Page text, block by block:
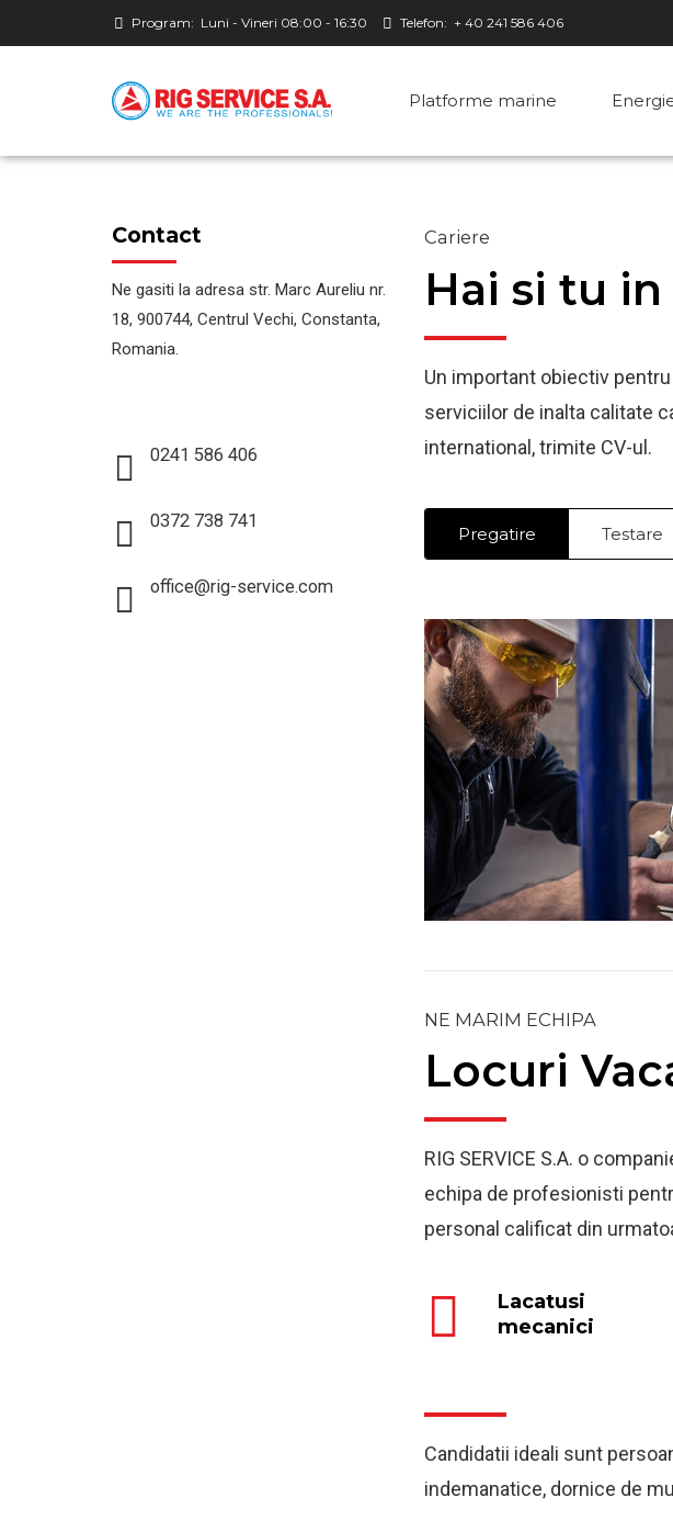
Program: Luni - Vineri 08:00 - 16:30 Telefon: + 40 241 586 406
Platforme marine
Cariere
Hai si tu in
Un important obiectiv
serviciilor de inalta calitate
international, trimite CV-ul.
Pregatire Testare
NE MARIM ECHIPA
Locuri
RIG SERVICE S.A. o
echipa de profesionisti
personal calificat din
Lacatusi
mecanici
Candidatii ideali sunt
indemanatice, dornice de
Contact
Ne gasiti la adresa str. Marc Aureliu nr.
18, 900744, Centrul Vechi, Constanta,
Romania.
0241 586 406
0372 738 741
office@rig-service.com